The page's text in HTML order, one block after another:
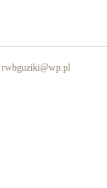
rwbguziki@wp.pl